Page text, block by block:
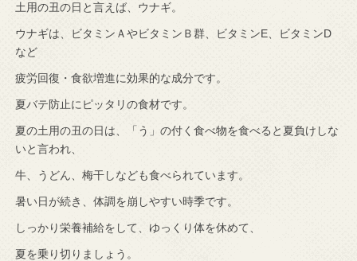
土用の丑の日と言えば、ウナギ。
ウナギは、ビタミンＡやビタミンＢ群、ビタミンE、ビタミンD
など
疲労回復・食欲増進に効果的な成分です。
夏バテ防止にピッタリの食材です。
夏の土用の丑の日は、「う」の付く食べ物を食べると夏負けしな
いと言われ、
牛、うどん、梅干しなども食べられています。
暑い日が続き、体調を崩しやすい時季です。
しっかり栄養補給をして、ゆっくり体を休めて、
夏を乗り切りましょう。